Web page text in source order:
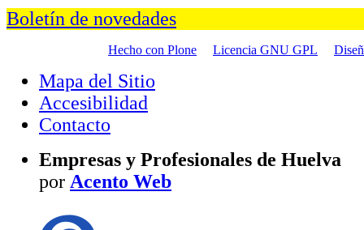
Boletín de novedades
Hecho con Plone Licencia GNU GPL
Mapa del Sitio
Accesibilidad
Contacto
Empresas y Profesionales de Huelva
por Acento Web